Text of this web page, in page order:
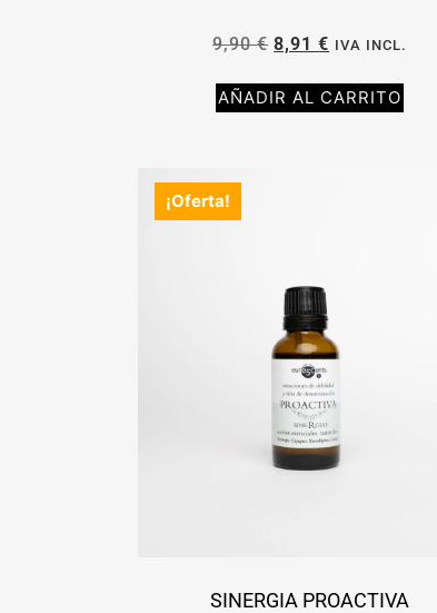
9,90€ 8,91€ IVA INCL.
AÑADIR AL CARRITO
¡Oferta!
SINERGIA PROACTIVA